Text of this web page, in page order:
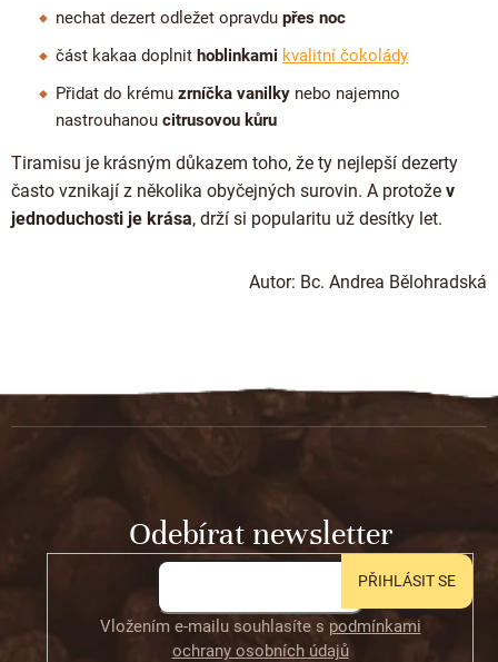
nechat dezert odležet opravdu přes noc
část kakaa doplnit hoblinkami kvalitní čokolády
Přidat do krému zrníčka vanilky nebo najemno
nastrouhanou citrusovou kůru
Tiramisu je krásným důkazem toho, že ty nejlepší dezerty
často vznikají z několika obyčejných surovin. A protože v
jednoduchosti je krása, drží si popularitu už desítky let.
Autor: Bc. Andrea Bělohradská
Z
Odebírat newsletter
Vložením e-mailu souhlasíte s podmínkami
ochrany osobních údajů
PŘIHLÁSIT SE